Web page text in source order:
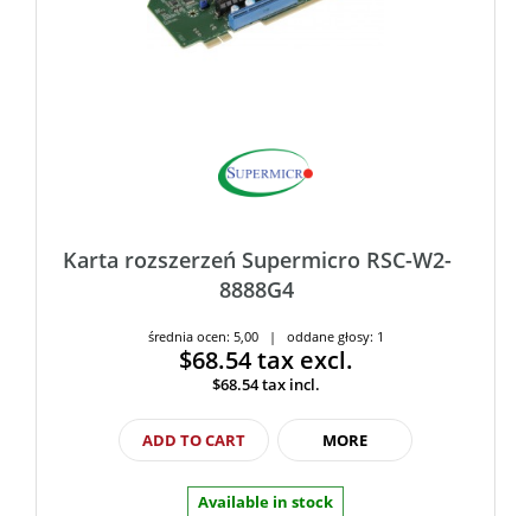
Karta rozszerzeń Supermicro RSC-W2-
8888G4
średnia ocen: 5,00 | oddane głosy: 1
$68.54tax excl.
$68.54tax incl.
ADD TO CART MORE
Available in stock